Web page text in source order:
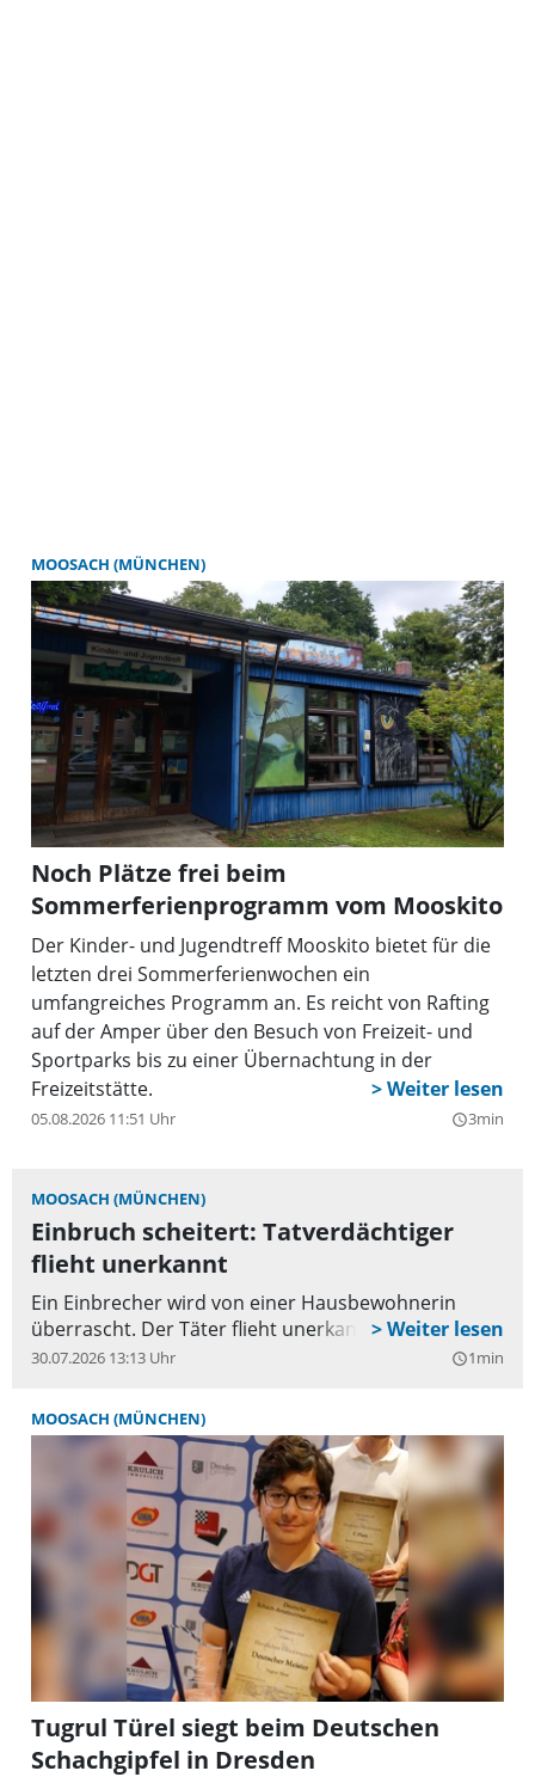
MOOSACH (MÜNCHEN)
Noch Plätze frei beim
Sommerferienprogramm vom Mooskito
Der Kinder- und Jugendtreff Mooskito bietet für die
letzten drei Sommerferienwochen ein
umfangreiches Programm an. Es reicht von Rafting
auf der Amper über den Besuch von Freizeit- und
Sportparks bis zu einer Übernachtung in der
Freizeitstätte.
05.08.2026 11:51 Uhr query_builder3min
MOOSACH (MÜNCHEN)
Einbruch scheitert: Tatverdächtiger
flieht unerkannt
Ein Einbrecher wird von einer Hausbewohnerin
überrascht. Der Täter flieht unerkannt.
30.07.2026 13:13 Uhr query_builder1min
MOOSACH (MÜNCHEN)
Tugrul Türel siegt beim Deutschen
Schachgipfel in Dresden